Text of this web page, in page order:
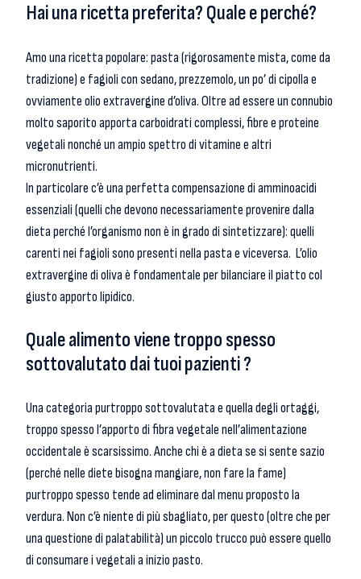
Hai una ricetta preferita? Quale e perché?
Amo una ricetta popolare: pasta (rigorosamente mista, come da
tradizione) e fagioli con sedano, prezzemolo, un po’ di cipolla e
ovviamente olio extravergine d’oliva. Oltre ad essere un connubio
molto saporito apporta carboidrati complessi, fibre e proteine
vegetali nonché un ampio spettro di vitamine e altri
micronutrienti.
In particolare c’è una perfetta compensazione di amminoacidi
essenziali (quelli che devono necessariamente provenire dalla
dieta perché l’organismo non è in grado di sintetizzare): quelli
carenti nei fagioli sono presenti nella pasta e viceversa. L’olio
extravergine di oliva è fondamentale per bilanciare il piatto col
giusto apporto lipidico.
Quale alimento viene troppo spesso
sottovalutato dai tuoi pazienti ?
Una categoria purtroppo sottovalutata e quella degli ortaggi,
troppo spesso l’apporto di fibra vegetale nell’alimentazione
occidentale è scarsissimo. Anche chi è a dieta se si sente sazio
(perché nelle diete bisogna mangiare, non fare la fame)
purtroppo spesso tende ad eliminare dal menu proposto la
verdura. Non c’è niente di più sbagliato, per questo (oltre che per
una questione di palatabilità) un piccolo trucco può essere quello
di consumare i vegetali a inizio pasto.